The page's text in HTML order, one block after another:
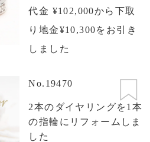
代金 ¥102,000から下取
り地金¥10,300をお引き
しました
No.19470
2本のダイヤリングを1本
の指輪にリフォームしま
した